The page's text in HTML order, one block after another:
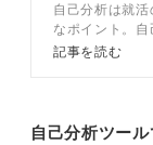
自分を深く理
も、自己分析
がる方法を
自己分析は就
なポイント。
トや自己分析の
しょう。
記事を読む
自己分析ツー